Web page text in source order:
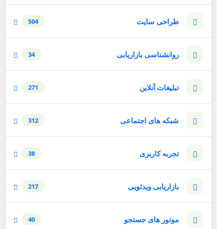
طراحی سایت 504
روانشناسی بازاریابی 34
تبلیغات آنلاین 271
شبکه های اجتماعی 312
تجربه کاربری 38
بازاریابی ویدئویی 217
موتور های جستجو 40